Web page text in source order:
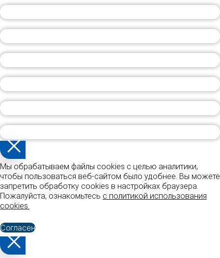
Мы обрабатываем файлы cookies с целью аналитики,
чтобы пользоваться веб-сайтом было удобнее. Вы можете
запретить обработку cookies в настройках браузера.
Пожалуйста, ознакомьтесь с политикой использования
cookies.
Согласен